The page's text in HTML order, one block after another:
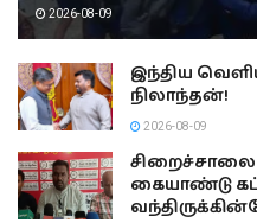
2026-08-09
இந்திய
நிலாந்தன்!
2026-08-09
கையாண்டு